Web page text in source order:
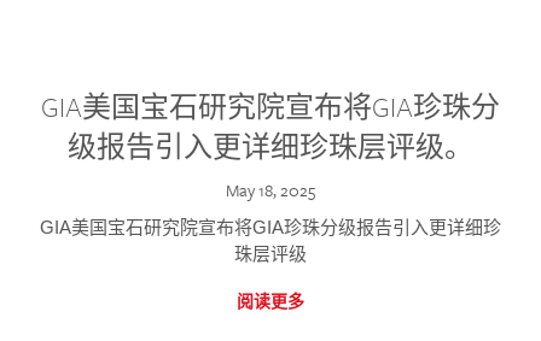
GIA美国宝石研究院宣布将GIA珍珠分
级报告引入更详细珍珠层评级。
May 18, 2025
GIA美国宝石研究院宣布将GIA珍珠分级报告引入更详细珍
珠层评级
阅读更多